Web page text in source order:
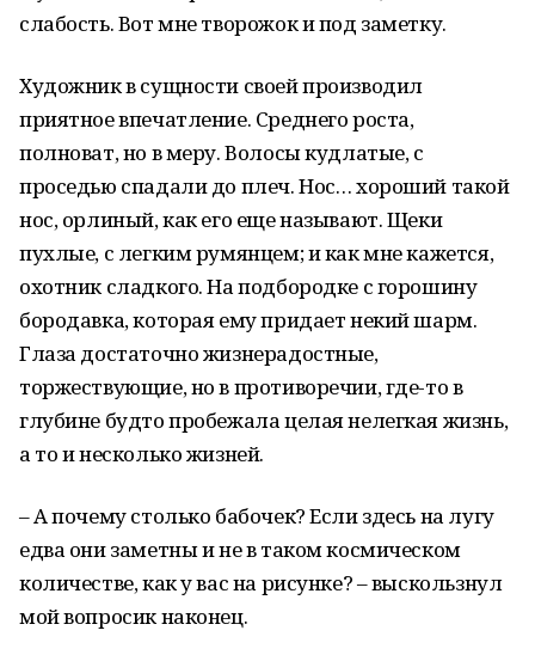
слабость. Вот мне творожок и под заметку.
Художник в сущности своей производил
приятное впечатление. Среднего роста,
полноват, но в меру. Волосы кудлатые, с
проседью спадали до плеч. Нос… хороший такой
нос, орлиный, как его еще называют. Щеки
пухлые, с легким румянцем; и как мне кажется,
охотник сладкого. На подбородке с горошину
бородавка, которая ему придает некий шарм.
Глаза достаточно жизнерадостные,
торжествующие, но в противоречии, где-то в
глубине будто пробежала целая нелегкая жизнь,
а то и несколько жизней.
– А почему столько бабочек? Если здесь на лугу
едва они заметны и не в таком космическом
количестве, как у вас на рисунке? – выскользнул
мой вопросик наконец.